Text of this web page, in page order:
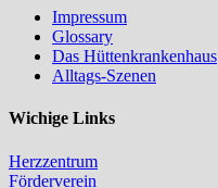
Impressum
Glossary
Das Hüttenkrankenhaus
Alltags-Szenen
Wichige Links
Herzzentrum
Förderverein